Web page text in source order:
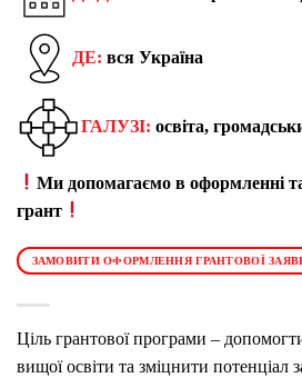
ДЕ: вся Україна
ГАЛУЗІ: освіта,
Ми допомагаємо в оформленні
грант
ЗАМОВИТИ ОФОРМЛЕННЯ ГРАНТОВОЇ
Ціль грантової програми –
вищої освіти та зміцнити потенціал